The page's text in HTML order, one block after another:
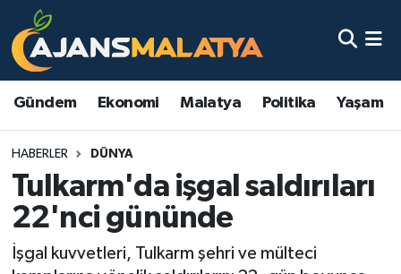
Gündem Ekonomi Malatya Politika Yaşam
HABERLER DÜNYA
Tulkarm'da işgal saldırıları
22'nci gününde
İşgal kuvvetleri, Tulkarm şehri ve mülteci
Asayiş
Eğitim
Ekonomi
Gündem
Malatya Nöbetçi Eczaneler
Malatya Namaz Vakitleri
Malatya Trafik Yoğunluk Haritası
TFF 3.Lig 2.Grup Puan Durumu ve Fikstür